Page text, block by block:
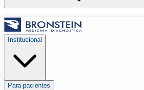
Institucional
Para pacientes